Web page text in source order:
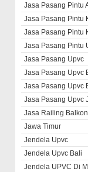
Jasa Pasang Pintu
Jasa Pasang Pintu
Jasa Pasang Pintu
Jasa Pasang Pintu
Jasa Pasang Upvc
Jasa Pasang Upvc
Jasa Pasang Upvc
Jasa Pasang Upvc
Jasa Railing Balkon
Jawa Timur
Jendela Upvc
Jendela Upvc Bali
Jendela UPVC Di